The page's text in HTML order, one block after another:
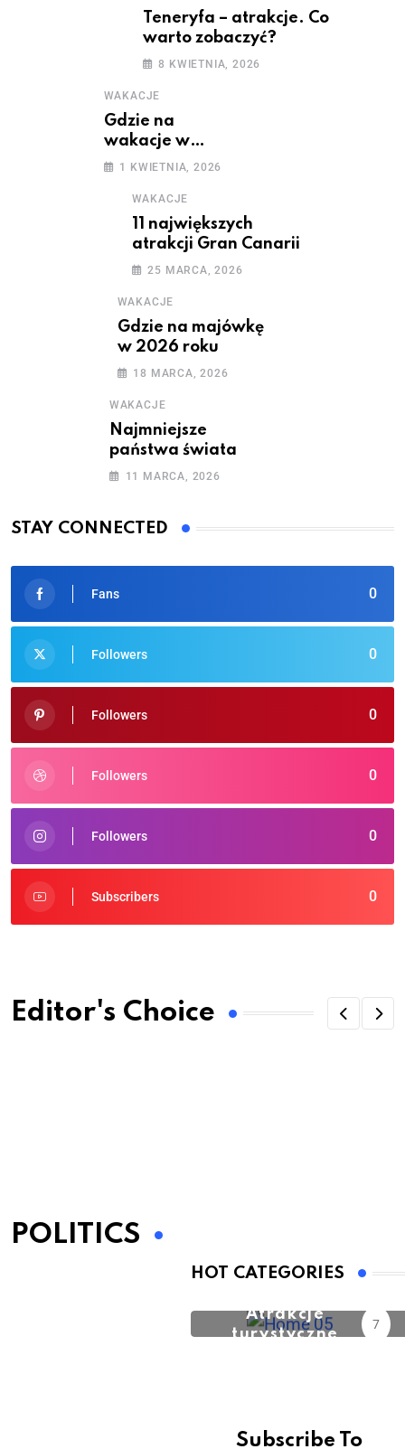
Teneryfa – atrakcje. Co
warto zobaczyć?
8 KWIETNIA, 2026
WAKACJE
Gdzie na
wakacje w
maju?
1 KWIETNIA, 2026
WAKACJE
11 największych
atrakcji Gran Canarii
25 MARCA, 2026
WAKACJE
Gdzie na majówkę
w 2026 roku
18 MARCA, 2026
WAKACJE
Najmniejsze
państwa świata
11 MARCA, 2026
STAY CONNECTED
0
Fans
0
Followers
0
Followers
0
Followers
0
Followers
0
Subscribers
Editor's Choice
POLITICS
HOT CATEGORIES
Atrakcje
turystyczne
7
Subscribe To